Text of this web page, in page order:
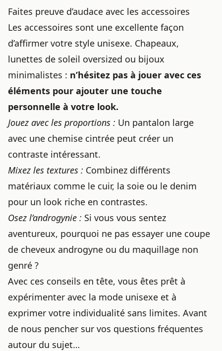
Faites preuve d’audace avec les accessoires
Les accessoires sont une excellente façon
d’affirmer votre style unisexe. Chapeaux,
lunettes de soleil oversized ou bijoux
minimalistes : n’hésitez pas à jouer avec ces
éléments pour ajouter une touche
personnelle à votre look.
Jouez avec les proportions : Un pantalon large
avec une chemise cintrée peut créer un
contraste intéressant.
Mixez les textures : Combinez différents
matériaux comme le cuir, la soie ou le denim
pour un look riche en contrastes.
Osez l’androgynie : Si vous vous sentez
aventureux, pourquoi ne pas essayer une coupe
de cheveux androgyne ou du maquillage non
genré ?
Avec ces conseils en tête, vous êtes prêt à
expérimenter avec la mode unisexe et à
exprimer votre individualité sans limites. Avant
de nous pencher sur vos questions fréquentes
autour du sujet…